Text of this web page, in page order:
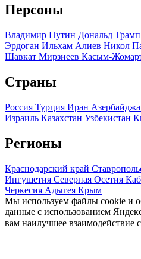
Персоны
Владимир Путин Дональд Трамп
Эрдоган Ильхам Алиев Никол
Шавкат Мирзиеев Касым-
Страны
Россия Турция Иран
Израиль Казахстан Узбекистан
Регионы
Краснодарский край
Ингушетия Северная Осетия
Черкесия Адыгея Крым
Мы используем файлы cookie и
данные с использованием
вам наилучшее взаимодействие